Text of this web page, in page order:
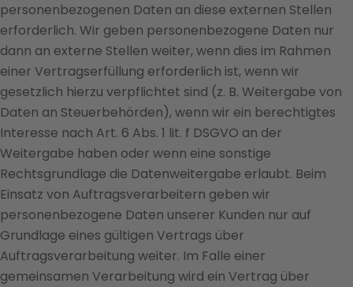
personenbezogenen Daten an diese externen Stellen
erforderlich. Wir geben personenbezogene Daten nur
dann an externe Stellen weiter, wenn dies im Rahmen
einer Vertragserfüllung erforderlich ist, wenn wir
gesetzlich hierzu verpflichtet sind (z. B. Weitergabe von
Daten an Steuerbehörden), wenn wir ein berechtigtes
Interesse nach Art. 6 Abs. 1 lit. f DSGVO an der
Weitergabe haben oder wenn eine sonstige
Rechtsgrundlage die Datenweitergabe erlaubt. Beim
Einsatz von Auftragsverarbeitern geben wir
personenbezogene Daten unserer Kunden nur auf
Grundlage eines gültigen Vertrags über
Auftragsverarbeitung weiter. Im Falle einer
gemeinsamen Verarbeitung wird ein Vertrag über